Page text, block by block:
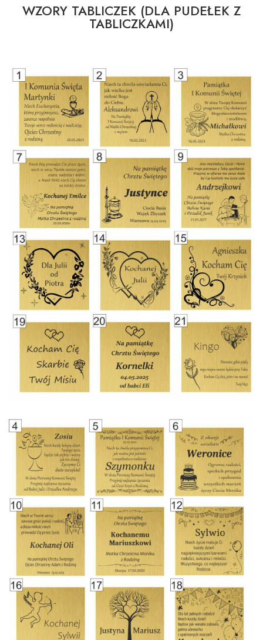
WZORY TABLICZEK (DLA PUDEŁEK Z
TABLICZKAMI)